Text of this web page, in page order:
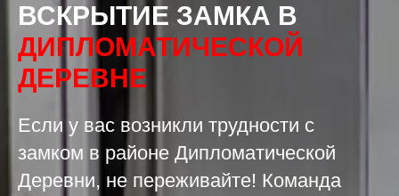
ВСКРЫТИЕ ЗАМКА В
ДИПЛОМАТИЧЕСКОЙ
ДЕРЕВНЕ
Если у вас возникли трудности с
замком в районе Дипломатической
Деревни, не переживайте! Команда